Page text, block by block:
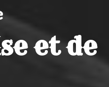
et de